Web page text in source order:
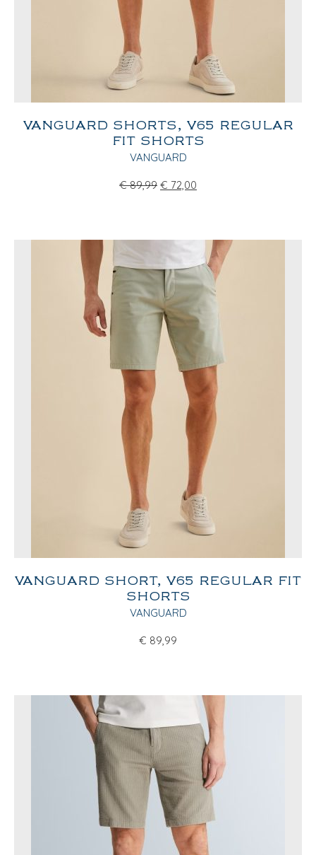
VANGUARD SHORTS, V65 REGULAR
FIT SHORTS
VANGUARD
€ 89,99 € 72,00
VANGUARD SHORT, V65 REGULAR FIT
SHORTS
VANGUARD
€ 89,99